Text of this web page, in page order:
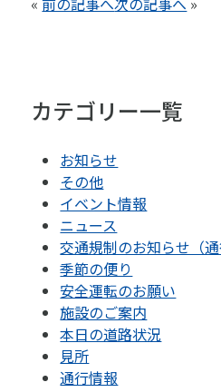
カテゴリー一覧
お知らせ
その他
イベント情報
ニュース
交通規制のお知らせ（通
季節の便り
安全運転のお願い
施設のご案内
本日の道路状況
見所
通行情報